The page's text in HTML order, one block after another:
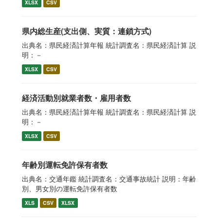
XLSX CSV
県内総生産(支出側、実質：連鎖方式)
出典名：県民経済計算年報 統計調査名：県民経済計算 説
明：－
XLSX CSV
経済活動別就業者数・雇用者数
出典名：県民経済計算年報 統計調査名：県民経済計算 説
明：－
XLSX CSV
年齢別運転免許保有者数
出典名：交通年鑑 統計調査名：交通事故統計 説明：年齢
別、男女別の運転免許保有者数
XLS CSV XLSX